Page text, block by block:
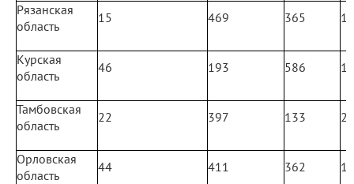
Рязанская
область
15 469 365 1
Курская
область
46 193 586 1
Тамбовская
область
22 397 133 2
Орловская
область
44 411 362 1